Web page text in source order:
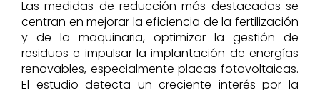
Las medidas de reducción más destacadas se
centran en mejorar la eficiencia de la fertilización
y de la maquinaria, optimizar la gestión de
residuos e impulsar la implantación de energías
renovables, especialmente placas fotovoltaicas.
El estudio detecta un creciente interés por la